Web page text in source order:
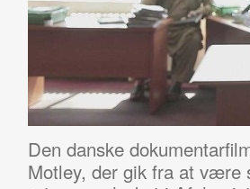
Den danske
Motley, der gik fra at være